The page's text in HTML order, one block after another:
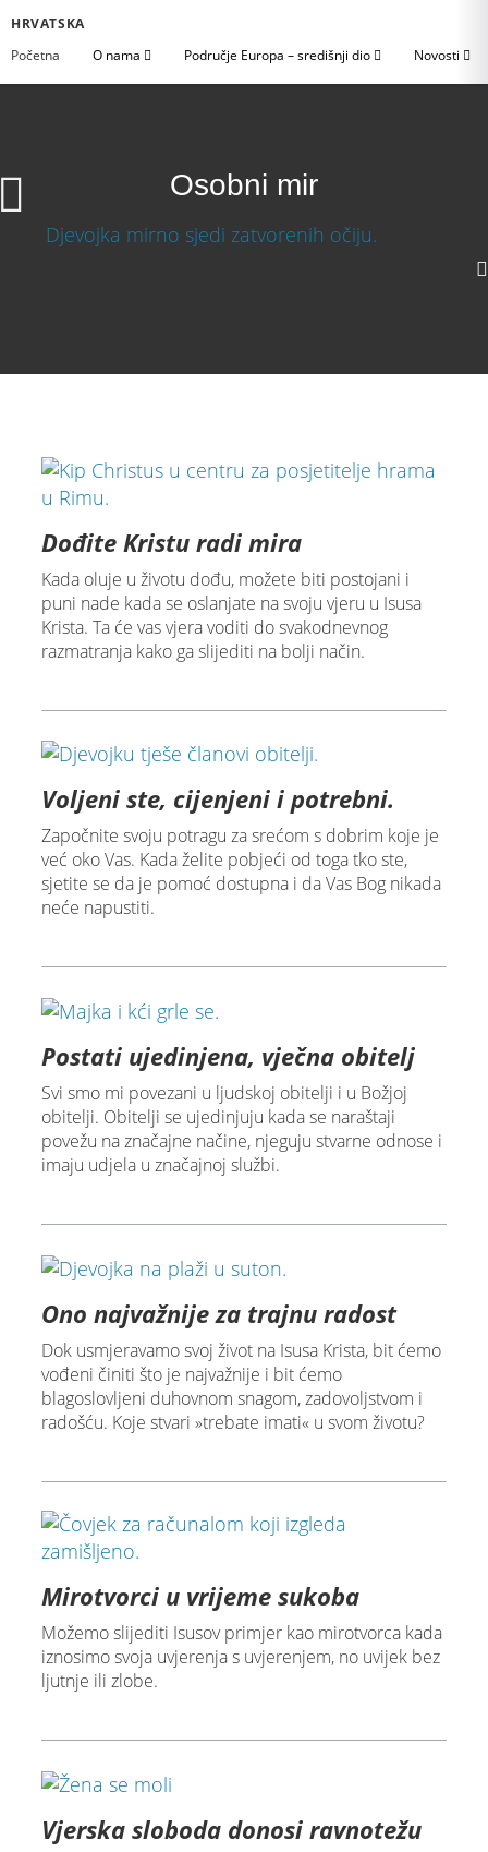
HRVATSKA
Početna
O nama Područje Europa – središnji dio Novosti
Osobni mir
Dođite Kristu radi mira
Kada oluje u životu dođu, možete biti postojani i
puni nade kada se oslanjate na svoju vjeru u Isusa
Krista. Ta će vas vjera voditi do svakodnevnog
razmatranja kako ga slijediti na bolji način.
Voljeni ste, cijenjeni i potrebni.
Započnite svoju potragu za srećom s dobrim koje je
već oko Vas. Kada želite pobjeći od toga tko ste,
sjetite se da je pomoć dostupna i da Vas Bog nikada
neće napustiti.
Postati ujedinjena, vječna obitelj
Svi smo mi povezani u ljudskoj obitelji i u Božjoj
obitelji. Obitelji se ujedinjuju kada se naraštaji
povežu na značajne načine, njeguju stvarne odnose i
imaju udjela u značajnoj službi.
Ono najvažnije za trajnu radost
Dok usmjeravamo svoj život na Isusa Krista, bit ćemo
vođeni činiti što je najvažnije i bit ćemo
blagoslovljeni duhovnom snagom, zadovoljstvom i
radošću. Koje stvari »trebate imati« u svom životu?
Mirotvorci u vrijeme sukoba
Možemo slijediti Isusov primjer kao mirotvorca kada
iznosimo svoja uvjerenja s uvjerenjem, no uvijek bez
ljutnje ili zlobe.
Vjerska sloboda donosi ravnotežu